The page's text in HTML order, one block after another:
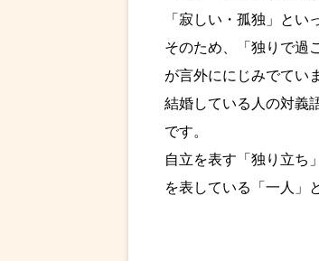
「寂しい・孤独」とい
そのため、「独りで過
が言外ににじみでてい
結婚している人の対義
です。
自立を表す「独り立ち
を表している「一人」